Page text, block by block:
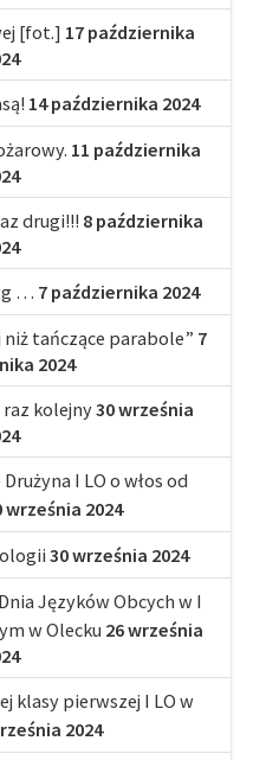
[fot.] 17 października
14 października 2024
11 października
drugi!!! 8 października
… 7 października 2024
niż tańczące parabole” 7
2024
kolejny30 września
I LO o włos od
września 2024
30 września 2024
Języków Obcych w I
w Olecku 26 września
klasy pierwszej I LO w
2024